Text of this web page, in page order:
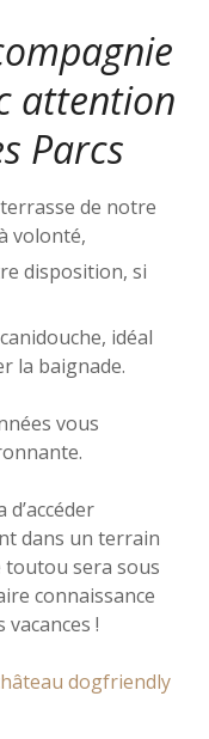
attention
Parcs
de notre
volonté,
disposition, si
idéal
la baignade.
vous
dans un terrain
sera sous
connaissance
!
dogfriendly